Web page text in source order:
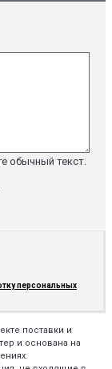
обычный текст.
персональных
поставки и
и основана на